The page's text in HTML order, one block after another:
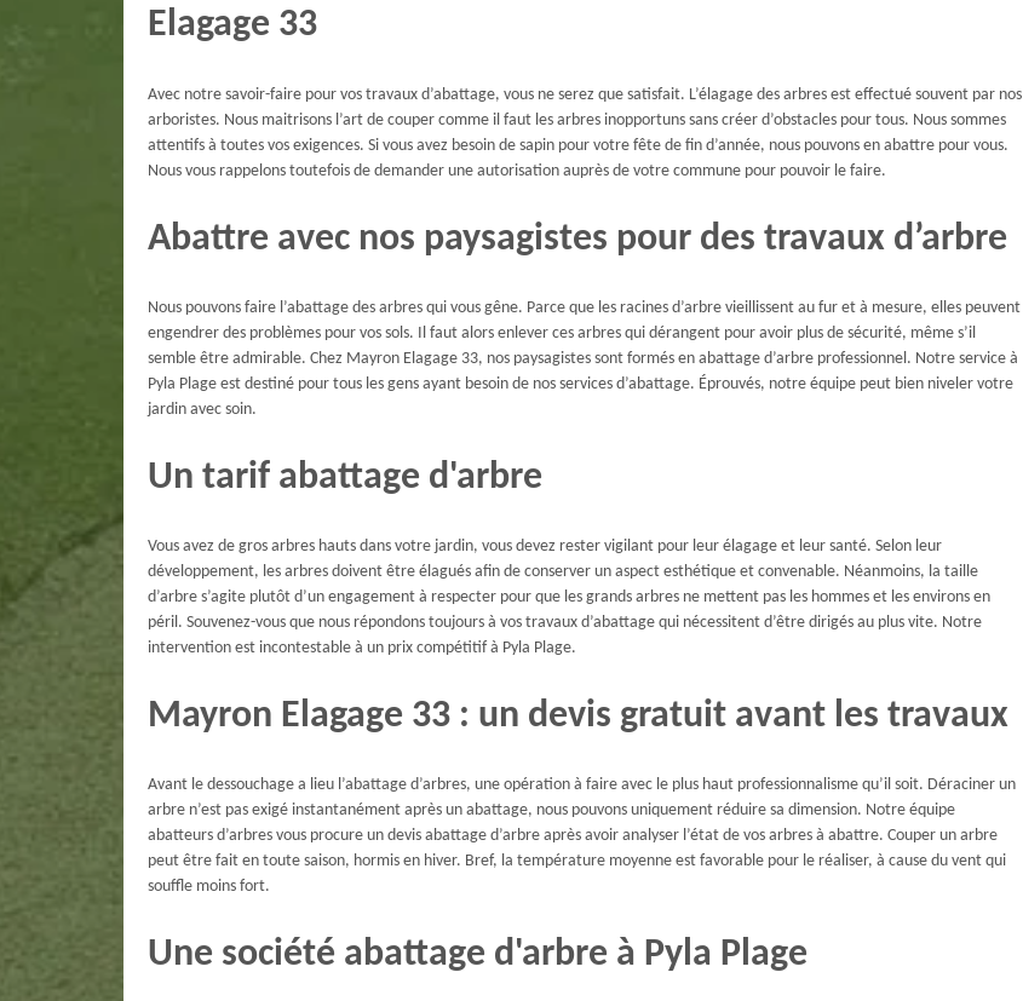
Elagage 33
Avec notre savoir-faire pour vos travaux d’abattage, vous ne serez que satisfait. L’élagage des arbres est effectué souvent par nos
arboristes. Nous maitrisons l’art de couper comme il faut les arbres inopportuns sans créer d’obstacles pour tous. Nous sommes
attentifs à toutes vos exigences. Si vous avez besoin de sapin pour votre fête de fin d’année, nous pouvons en abattre pour vous.
Nous vous rappelons toutefois de demander une autorisation auprès de votre commune pour pouvoir le faire.
Abattre avec nos paysagistes pour des travaux d’arbre
Nous pouvons faire l’abattage des arbres qui vous gêne. Parce que les racines d’arbre vieillissent au fur et à mesure, elles peuvent
engendrer des problèmes pour vos sols. Il faut alors enlever ces arbres qui dérangent pour avoir plus de sécurité, même s’il
semble être admirable. Chez Mayron Elagage 33, nos paysagistes sont formés en abattage d’arbre professionnel. Notre service à
Pyla Plage est destiné pour tous les gens ayant besoin de nos services d’abattage. Éprouvés, notre équipe peut bien niveler votre
jardin avec soin.
Un tarif abattage d'arbre
Vous avez de gros arbres hauts dans votre jardin, vous devez rester vigilant pour leur élagage et leur santé. Selon leur
développement, les arbres doivent être élagués afin de conserver un aspect esthétique et convenable. Néanmoins, la taille
d’arbre s’agite plutôt d’un engagement à respecter pour que les grands arbres ne mettent pas les hommes et les environs en
péril. Souvenez-vous que nous répondons toujours à vos travaux d’abattage qui nécessitent d’être dirigés au plus vite. Notre
intervention est incontestable à un prix compétitif à Pyla Plage.
Mayron Elagage 33 : un devis gratuit avant les travaux
Avant le dessouchage a lieu l’abattage d’arbres, une opération à faire avec le plus haut professionnalisme qu’il soit. Déraciner un
arbre n’est pas exigé instantanément après un abattage, nous pouvons uniquement réduire sa dimension. Notre équipe
abatteurs d’arbres vous procure un devis abattage d’arbre après avoir analyser l’état de vos arbres à abattre. Couper un arbre
peut être fait en toute saison, hormis en hiver. Bref, la température moyenne est favorable pour le réaliser, à cause du vent qui
souffle moins fort.
Une société abattage d'arbre à Pyla Plage